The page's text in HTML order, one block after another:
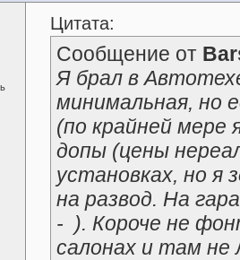
Цитата:
Сообщение от
Я брал в
минимальная, но
(по крайней мере
допы (цены
установках, но я
на развод. На
- ). Короче не
салонах и там не